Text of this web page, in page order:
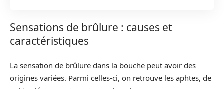
Sensations de brûlure : causes et
caractéristiques
La sensation de brûlure dans la bouche peut avoir des
origines variées. Parmi celles-ci, on retrouve les aphtes, de